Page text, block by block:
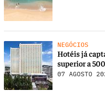
NEGÓCIOS
Hotéis já
superior a
07 AGOSTO